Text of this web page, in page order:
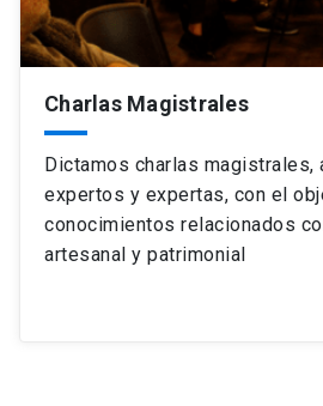
Charlas Magistrales
Dictamos charlas magistrales,
expertos y expertas, con el
conocimientos relacionados
artesanal y patrimonial